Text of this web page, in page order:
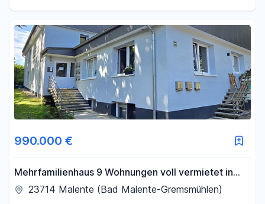
990.000 €
Mehrfamilienhaus 9 Wohnungen voll vermietet in
Malente
23714 Malente (Bad Malente-Gremsmühlen)